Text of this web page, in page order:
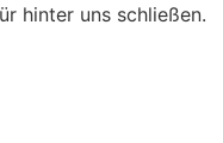
hinter uns schließen.